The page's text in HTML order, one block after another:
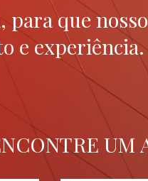
que
e experiência.
UM